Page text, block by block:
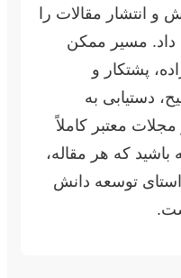
انتشار مقالات را
داد. مسیر ممکن
پشتکار و
دستیابی به
معتبر کاملاً
باشید که هر مقاله،
توسعه دانش